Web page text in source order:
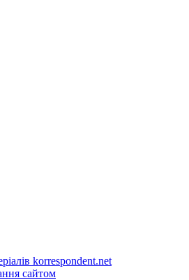
korrespondent.net
сайтом